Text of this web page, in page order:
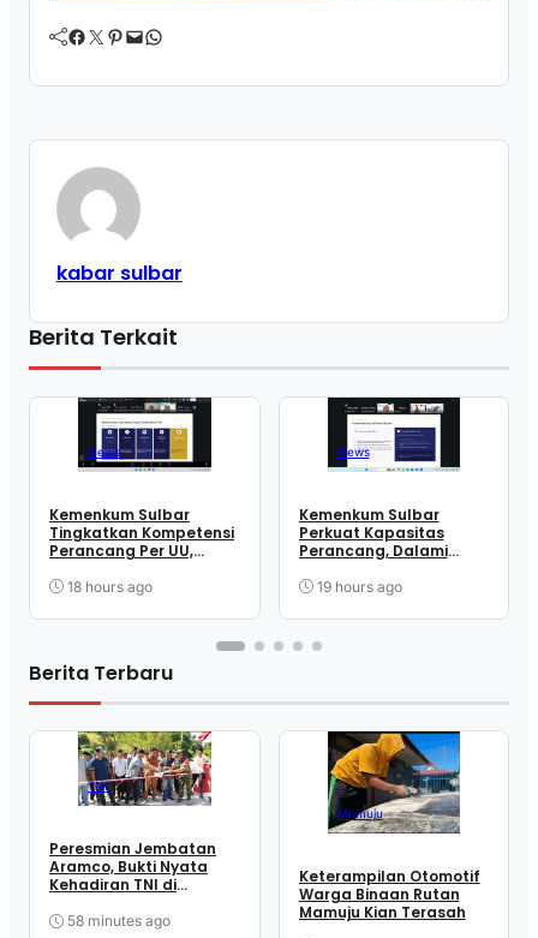
Facebook Twitter Pinterest Mail WhatsApp
kabar sulbar
Berita Terkait
News
Kemenkum Sulbar
Tingkatkan Kompetensi
Perancang Per UU,
Berkualitas
18 hours ago
News
Kemenkum Sulbar
Perkuat Kapasitas
Perancang, Dalami
Pengundangan
19 hours ago
Berita Terbaru
TNI
Peresmian Jembatan
Aramco, Bukti Nyata
Kehadiran TNI di
Takandeang
58 minutes ago
Mamuju
Keterampilan Otomotif
Warga Binaan Rutan
Mamuju Kian Terasah